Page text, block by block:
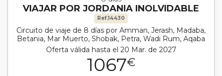
VIAJAR POR JORDANIA INOLVIDABLE
Ref.14430
Circuito de viaje de 8 días por Amman, Jerash, Madaba,
Betania, Mar Muerto, Shobak, Petra, Wadi Rum, Aqaba
Oferta válida hasta el 20 Mar. de 2027
1067€